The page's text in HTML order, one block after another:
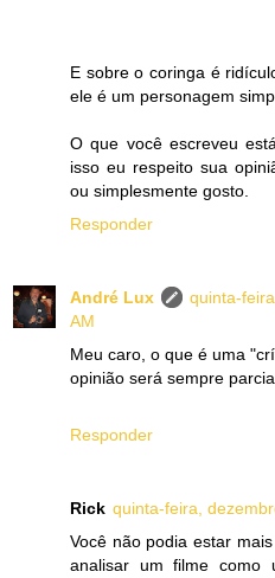
E sobre o coringa é
ele é um personagem
O que você escreveu
isso eu respeito sua
ou simplesmente gosto.
Responder
André Lux
quinta-
AM
Meu caro, o que é uma
opinião será sempre
Responder
Rick quinta-feira,
Você não podia estar
analisar um filme como